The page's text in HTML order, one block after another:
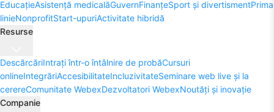
EducațieAsistență medicalăGuvernFinanțeSport și divertismentPrima
linieNonprofitStart-upuriActivitate hibridă
Resurse
DescărcăriIntrați într-o întâlnire de probăCursuri
onlineIntegrăriAccesibilitateIncluzivitateSeminare web live și la
cerereComunitate WebexDezvoltatori WebexNoutăți și inovație
Companie